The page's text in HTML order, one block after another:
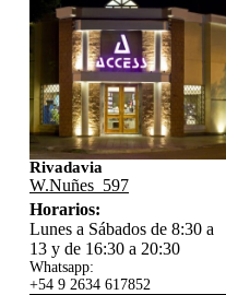
Rivadavia
W.Nuñes 597
Horarios:
Lunes a Sábados de 8:30 a
13 y de 16:30 a 20:30
Whatsapp:
+54 9 2634 617852